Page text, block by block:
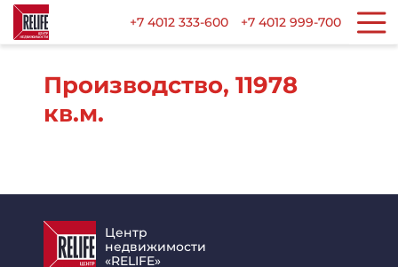
+7 4012 333-600 +7 4012 999-700
Производство, 11978
кв.м.
Центр
недвижимости
«RELIFE»